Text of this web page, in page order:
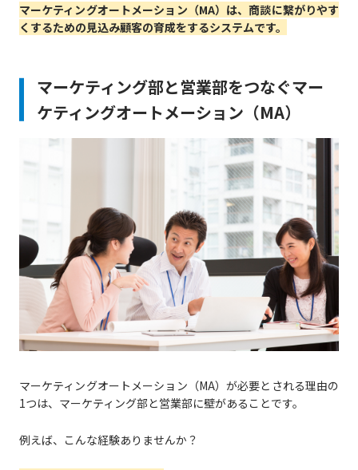
マーケティングオートメーション（MA）は、商談に繋がりやす
くするための見込み顧客の育成をするシステムです。
マーケティング部と営業部をつなぐマー
ケティングオートメーション（MA）
マーケティングオートメーション（MA）が必要とされる理由の
1つは、マーケティング部と営業部に壁があることです。
例えば、こんな経験ありませんか？